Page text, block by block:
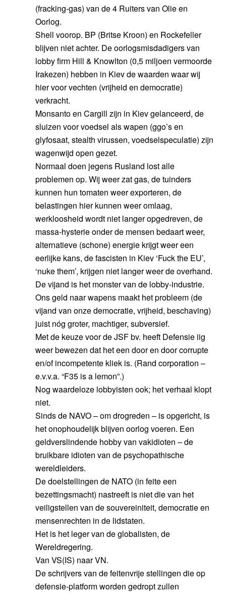
(fracking-gas) van de 4 Ruiters van Olie en
Oorlog.
Shell voorop. BP (Britse Kroon) en Rockefeller
blijven niet achter. De oorlogsmisdadigers van
lobby firm Hill & Knowlton (0,5 miljoen vermoorde
Irakezen) hebben in Kiev de waarden waar wij
hier voor vechten (vrijheid en democratie)
verkracht.
Monsanto en Cargill zijn in Kiev gelanceerd, de
sluizen voor voedsel als wapen (ggo’s en
glyfosaat, stealth virussen, voedselspeculatie) zijn
wagenwijd open gezet.
Normaal doen jegens Rusland lost alle
problemen op. Wij weer zat gas, de tuinders
kunnen hun tomaten weer exporteren, de
belastingen hier kunnen weer omlaag,
werkloosheid wordt niet langer opgedreven, de
massa-hysterie onder de mensen bedaart weer,
alternatieve (schone) energie krijgt weer een
eerlijke kans, de fascisten in Kiev ‘Fuck the EU’,
‘nuke them’, krijgen niet langer weer de overhand.
De vijand is het monster van de lobby-industrie.
Ons geld naar wapens maakt het probleem (de
vijand van onze democratie, vrijheid, beschaving)
juist nóg groter, machtiger, subversief.
Met de keuze voor de JSF bv. heeft Defensie iig
weer bewezen dat het een door en door corrupte
en/of incompetente kliek is. (Rand corporation –
e.v.v.a. “F35 is a lemon”.)
Nog waardeloze lobbyisten ook; het verhaal klopt
niet.
Sinds de NAVO – om drogreden – is opgericht, is
het onophoudelijk blijven oorlog voeren. Een
geldverslindende hobby van vakidioten – de
bruikbare idioten van de psychopathische
wereldleiders.
De doelstellingen de NATO (in feite een
bezettingsmacht) nastreeft is niet die van het
veiligstellen van de souvereiniteit, democratie en
mensenrechten in de lidstaten.
Het is het leger van de globalisten, de
Wereldregering.
Van VS(IS) naar VN.
De schrijvers van de feitenvrije stellingen die op
defensie-platform worden gedropt zullen